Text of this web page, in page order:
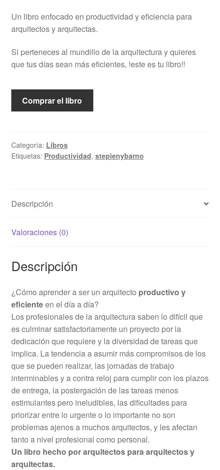
Un libro enfocado en productividad y eficiencia para
arquitectos y arquitectas.
Si perteneces al mundillo de la arquitectura y quieres
que tus días sean más eficientes, !este es tu libro!!
Comprar el libro
Categoría: Libros
Etiquetas: Productividad, stepienybarno
Descripción
Valoraciones (0)
Descripción
¿Cómo aprender a ser un arquitecto productivo y
eficienteen el día a día?
Los profesionales de la arquitectura saben lo difícil que
es culminar satisfactoriamente un proyecto por la
dedicación que requiere y la diversidad de tareas que
implica. La tendencia a asumir más compromisos de los
que se pueden realizar, las jornadas de trabajo
interminables y a contra reloj para cumplir con los plazos
de entrega, la postergación de las tareas menos
estimulantes pero ineludibles, las dificultades para
priorizar entre lo urgente o lo importante no son
problemas ajenos a muchos arquitectos, y les afectan
tanto a nivel profesional como personal.
Un libro hecho por arquitectos para arquitectos y
arquitectas.